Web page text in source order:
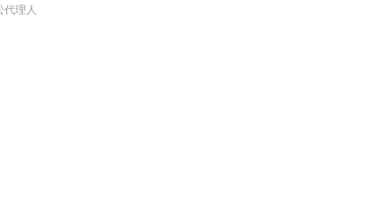
代理人